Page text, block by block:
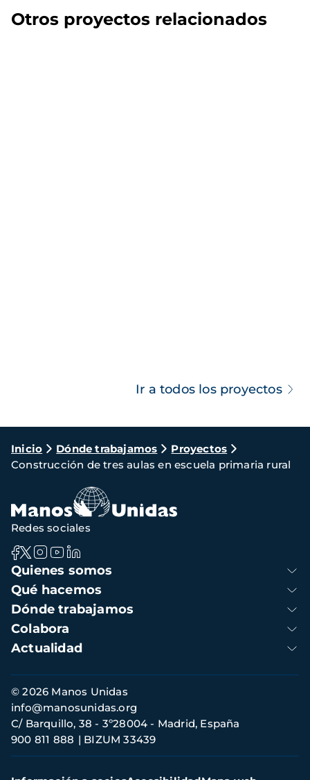
Otros proyectos relacionados
Ir a todos los proyectos
Ruta
de
navegación
Inicio Dónde trabajamos
Proyectos
Construcción de tres aulas en escuela primaria rural
Navegación
principal
Quienes somos
Qué hacemos
Dónde trabajamos
Colabora
Actualidad
Redes sociales
Información
de
contacto
© 2026 Manos Unidas
C/ Barquillo, 38 - 3º28004 - Madrid, España
900 811 888
BIZUM 33439
info@manosunidas.org